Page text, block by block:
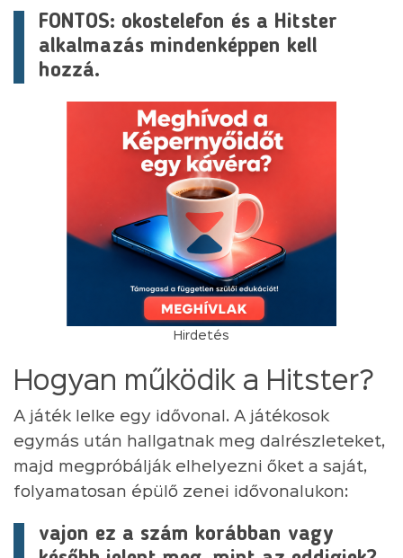
FONTOS: okostelefon és a Hitster
alkalmazás mindenképpen kell
hozzá.
Hirdetés
Hogyan működik a Hitster?
A játék lelke egy idővonal. A játékosok
egymás után hallgatnak meg dalrészleteket,
majd megpróbálják elhelyezni őket a saját,
folyamatosan épülő zenei idővonalukon:
vajon ez a szám korábban vagy